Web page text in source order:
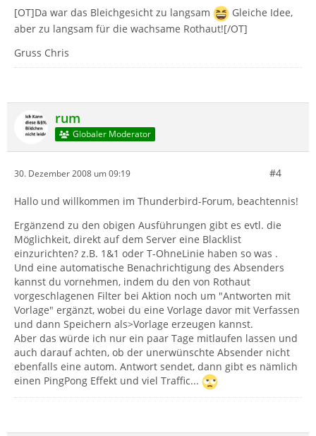
[OT]Da war das Bleichgesicht zu langsam
Gleiche Idee,
aber zu langsam für die wachsame Rothaut![/OT]
Gruss Chris
rum
Globaler Moderator
30. Dezember 2008 um 09:19 #4
Hallo und willkommen im Thunderbird-Forum, beachtennis!
Ergänzend zu den obigen Ausführungen gibt es evtl. die
Möglichkeit, direkt auf dem Server eine Blacklist
einzurichten? z.B. 1&1 oder T-OhneLinie haben so was .
Und eine automatische Benachrichtigung des Absenders
kannst du vornehmen, indem du den von Rothaut
vorgeschlagenen Filter bei Aktion noch um "Antworten mit
Vorlage" ergänzt, wobei du eine Vorlage davor mit Verfassen
und dann Speichern als>Vorlage erzeugen kannst.
Aber das würde ich nur ein paar Tage mitlaufen lassen und
auch darauf achten, ob der unerwünschte Absender nicht
ebenfalls eine autom. Antwort sendet, dann gibt es nämlich
einen PingPong Effekt und viel Traffic...